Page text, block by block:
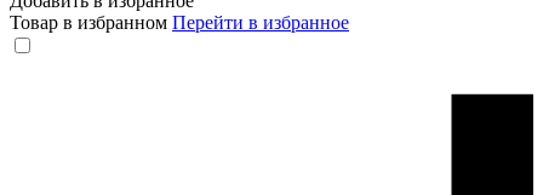
Товар в избранном Перейти в избранное